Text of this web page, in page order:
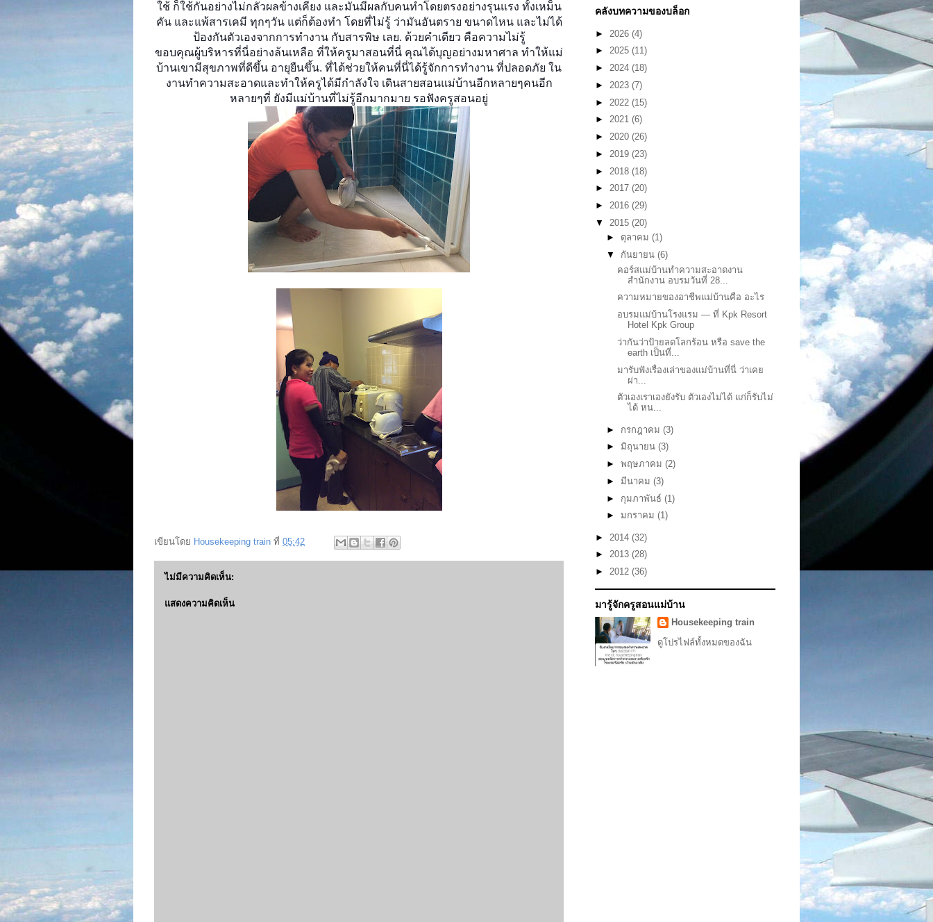
ใช้ ก็ใช้กันอย่างไม่กลัวผลข้างเคียง และมันมีผลกับคนทำโดยตรงอย่างรุนแรง ทั้งเหม็น
คัน และแพ้สารเคมี ทุกๆวัน แต่ก็ต้องทำ โดยที่ไม่รู้ ว่ามันอันตราย ขนาดไหน และไม่ได้
ป้องกันตัวเองจากการทำงาน กับสารพิษ เลย. ด้วยคำเดียว คือความไม่รู้
ขอบคุณผู้บริหารที่นี่อย่างล้นเหลือ ที่ให้ครูมาสอนที่นี่ คุณได้บุญอย่างมหาศาล ทำให้แม่
บ้านเขามีสุขภาพที่ดีขึ้น อายุยืนขึ้น. ที่ได้ช่วยให้คนที่นี่ได้รู้จักการทำงาน ที่ปลอดภัย ใน
งานทำความสะอาดและทำให้ครูได้มีกำลังใจ เดินสายสอนแม่บ้านอีกหลายๆคนอีก
หลายๆที่ ยังมีแม่บ้านที่ไม่รู้อีกมากมาย รอฟังครูสอนอยู่
เขียนโดย Housekeeping train ที่ 05:42
ไม่มีความคิดเห็น:
แสดงความคิดเห็น
คลังบทความของบล็อก
► 2026 (4)
► 2025 (11)
► 2024 (18)
► 2023 (7)
► 2022 (15)
► 2021 (6)
► 2020 (26)
► 2019 (23)
► 2018 (18)
► 2017 (20)
► 2016 (29)
▼ 2015 (20)
► ตุลาคม (1)
▼ กันยายน (6)
คอร์สแม่บ้านทำความสะอาดงาน
สำนักงาน อบรมวันที่ 28...
ความหมายของอาชีพแม่บ้านคือ อะไร
อบรมแม่บ้านโรงแรม — ที่ Kpk Resort
Hotel Kpk Group
ว่ากันว่าป้ายลดโลกร้อน หรือ save the
earth เป็นที่...
มารับฟังเรื่องเล่าของแม่บ้านที่นี่ ว่าเคย
ผ่า...
ตัวเองเราเองยังรับ ตัวเองไม่ได้ แก่ก็รับไม่
ได้ หน...
► กรกฎาคม (3)
► มิถุนายน (3)
► พฤษภาคม (2)
► มีนาคม (3)
► กุมภาพันธ์ (1)
► มกราคม (1)
► 2014 (32)
► 2013 (28)
► 2012 (36)
มารู้จักครูสอนแม่บ้าน
Housekeeping train
ดูโปรไฟล์ทั้งหมดของฉัน